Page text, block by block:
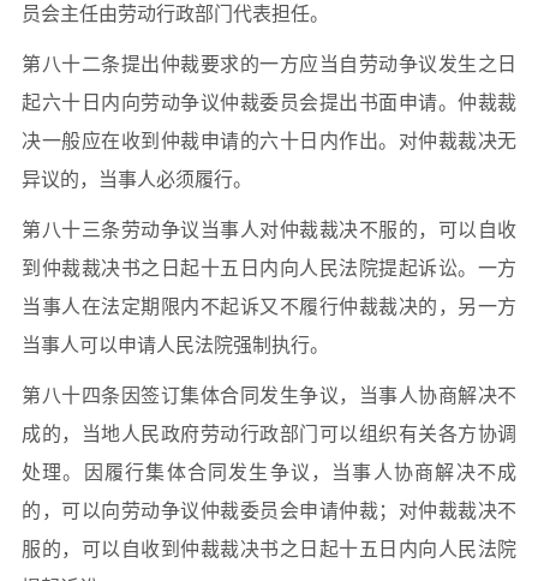
员会主任由劳动行政部门代表担任。
第八十二条提出仲裁要求的一方应当自劳动争议发生之日
起六十日内向劳动争议仲裁委员会提出书面申请。仲裁裁
决一般应在收到仲裁申请的六十日内作出。对仲裁裁决无
异议的，当事人必须履行。
第八十三条劳动争议当事人对仲裁裁决不服的，可以自收
到仲裁裁决书之日起十五日内向人民法院提起诉讼。一方
当事人在法定期限内不起诉又不履行仲裁裁决的，另一方
当事人可以申请人民法院强制执行。
第八十四条因签订集体合同发生争议，当事人协商解决不
成的，当地人民政府劳动行政部门可以组织有关各方协调
处理。因履行集体合同发生争议，当事人协商解决不成
的，可以向劳动争议仲裁委员会申请仲裁；对仲裁裁决不
服的，可以自收到仲裁裁决书之日起十五日内向人民法院